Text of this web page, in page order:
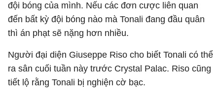
đội bóng của mình. Nếu các đơn cược liên quan
đến bất kỳ đội bóng nào mà Tonali đang đầu quân
thì án phạt sẽ nặng hơn nhiều.
Người đại diện Giuseppe Riso cho biết Tonali có thể
ra sân cuối tuần này trước Crystal Palac. Riso cũng
tiết lộ rằng Tonali bị nghiện cờ bạc.